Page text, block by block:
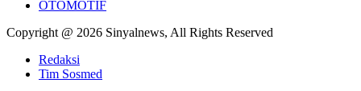
OTOMOTIF
Copyright @ 2026 Sinyalnews, All Rights Reserved
Redaksi
Tim Sosmed